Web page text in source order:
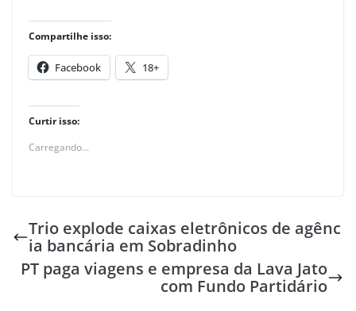
Compartilhe isso:
Facebook 18+
Curtir isso:
Carregando...
Trio explode caixas eletrônicos de agênc
ia bancária em Sobradinho
PT paga viagens e empresa da Lava Jato
com Fundo Partidário